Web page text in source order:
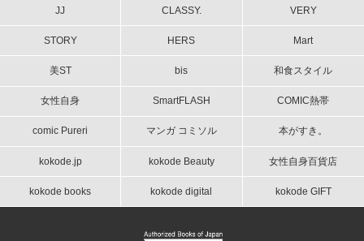
JJ CLASSY. VERY
STORY HERS Mart
美ST bis 和食スタイル
女性自身 SmartFLASH COMIC熱帯
comic Pureri マンガ コミソル 本がすき。
kokode.jp kokode Beauty 女性自身百貨店
kokode books kokode digital kokode GIFT